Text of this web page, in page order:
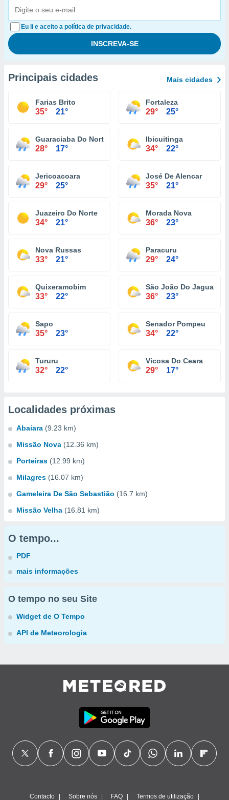
Eu li e aceito a política de privacidade.
Principais cidades Mais cidades
Farias Brito
35° 21°
Fortaleza
29° 25°
Guaraciaba Do Norte
28° 17°
Ibicuitinga
34° 22°
Jericoacoara
29° 25°
José De Alencar
35° 21°
Juazeiro Do Norte
34° 21°
Morada Nova
36° 23°
Nova Russas
33° 21°
Paracuru
29° 24°
Quixeramobim
33° 22°
São João Do Jaguaribe
36° 23°
Sapo
35° 23°
Senador Pompeu
34° 22°
Tururu
32° 22°
Vicosa Do Ceara
29° 17°
Localidades próximas
Abaiara (9.23 km)
Missão Nova (12.36 km)
Porteiras (12.99 km)
Milagres (16.07 km)
Gameleira De São Sebastião (16.7 km)
Missão Velha (16.81 km)
O tempo...
PDF
mais informações
O tempo no seu Site
Widget de O Tempo
API de Meteorologia
Contacto Sobre nós FAQ Termos de utilização